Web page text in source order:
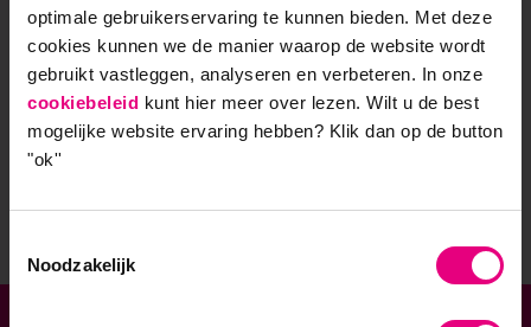
optimale gebruikerservaring te kunnen bieden. Met deze
cookies kunnen we de manier waarop de website wordt
gebruikt vastleggen, analyseren en verbeteren. In onze
cookiebeleid kunt hier meer over lezen. Wilt u de best
mogelijke website ervaring hebben? Klik dan op de button
"ok''
Noodzakelijk
Blijf geïnspireerd en altijd op de hoogte! Ontvang
regelmatig vernieuwende kennisartikelen, uitnodigingen
voor (gratis) inspiratiesessies en relevante updates over
onze academische opleidingen.